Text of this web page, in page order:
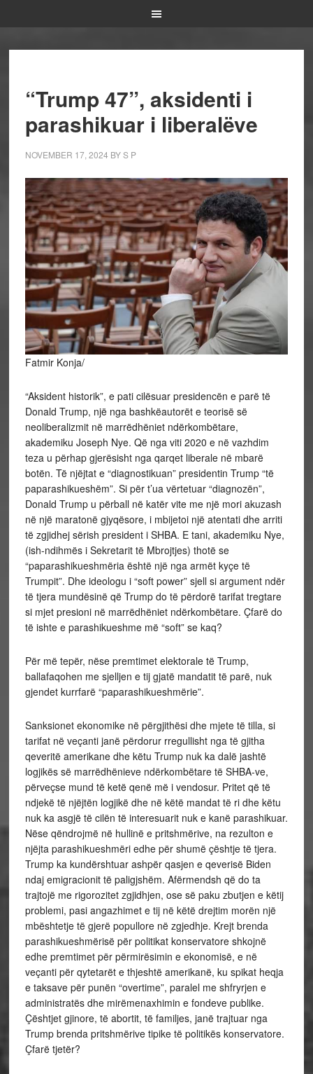
“Trump 47”, aksidenti i
parashikuar i liberalëve
NOVEMBER 17, 2024 BYS P
Fatmir Konja/
“Aksident historik”, e pati cilësuar presidencën e parë të
Donald Trump, një nga bashkëautorët e teorisë së
neoliberalizmit në marrëdhëniet ndërkombëtare,
akademiku Joseph Nye. Që nga viti 2020 e në vazhdim
teza u përhap gjerësisht nga qarqet liberale në mbarë
botën. Të njëjtat e “diagnostikuan” presidentin Trump “të
paparashikueshëm”. Si për t’ua vërtetuar “diagnozën”,
Donald Trump u përball në katër vite me një mori akuzash
në një maratonë gjyqësore, i mbijetoi një atentati dhe arriti
të zgjidhej sërish president i SHBA. E tani, akademiku Nye,
(ish-ndihmës i Sekretarit të Mbrojtjes) thotë se
“paparashikueshmëria është një nga armët kyçe të
Trumpit”. Dhe ideologu i “soft power” sjell si argument ndër
të tjera mundësinë që Trump do të përdorë tarifat tregtare
si mjet presioni në marrëdhëniet ndërkombëtare. Çfarë do
të ishte e parashikueshme më “soft” se kaq?
Për më tepër, nëse premtimet elektorale të Trump,
ballafaqohen me sjelljen e tij gjatë mandatit të parë, nuk
gjendet kurrfarë “paparashikueshmërie”.
Sanksionet ekonomike në përgjithësi dhe mjete të tilla, si
tarifat në veçanti janë përdorur rregullisht nga të gjitha
qeveritë amerikane dhe këtu Trump nuk ka dalë jashtë
logjikës së marrëdhënieve ndërkombëtare të SHBA-ve,
përveçse mund të ketë qenë më i vendosur. Pritet që të
ndjekë të njëjtën logjikë dhe në këtë mandat të ri dhe këtu
nuk ka asgjë të cilën të interesuarit nuk e kanë parashikuar.
Nëse qëndrojmë në hullinë e pritshmërive, na rezulton e
njëjta parashikueshmëri edhe për shumë çështje të tjera.
Trump ka kundërshtuar ashpër qasjen e qeverisë Biden
ndaj emigracionit të paligjshëm. Afërmendsh që do ta
trajtojë me rigorozitet zgjidhjen, ose së paku zbutjen e këtij
problemi, pasi angazhimet e tij në këtë drejtim morën një
mbështetje të gjerë popullore në zgjedhje. Krejt brenda
parashikueshmërisë për politikat konservatore shkojnë
edhe premtimet për përmirësimin e ekonomisë, e në
veçanti për qytetarët e thjeshtë amerikanë, ku spikat heqja
e taksave për punën “overtime”, paralel me shfryrjen e
administratës dhe mirëmenaxhimin e fondeve publike.
Çështjet gjinore, të abortit, të familjes, janë trajtuar nga
Trump brenda pritshmërive tipike të politikës konservatore.
Çfarë tjetër?